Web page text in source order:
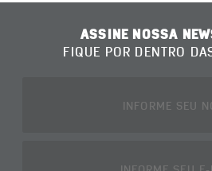
ASSINE NOSSA
FIQUE POR DENTRO